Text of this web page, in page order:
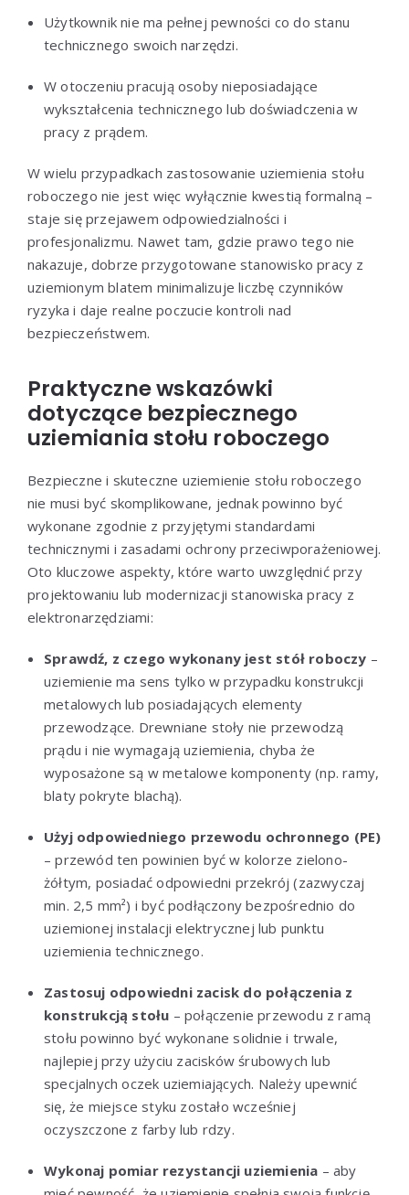
Użytkownik nie ma pełnej pewności co do stanu
technicznego swoich narzędzi.
W otoczeniu pracują osoby nieposiadające
wykształcenia technicznego lub doświadczenia w
pracy z prądem.
W wielu przypadkach zastosowanie uziemienia stołu
roboczego nie jest więc wyłącznie kwestią formalną –
staje się przejawem odpowiedzialności i
profesjonalizmu. Nawet tam, gdzie prawo tego nie
nakazuje, dobrze przygotowane stanowisko pracy z
uziemionym blatem minimalizuje liczbę czynników
ryzyka i daje realne poczucie kontroli nad
bezpieczeństwem.
Praktyczne wskazówki
dotyczące bezpiecznego
uziemiania stołu roboczego
Bezpieczne i skuteczne uziemienie stołu roboczego
nie musi być skomplikowane, jednak powinno być
wykonane zgodnie z przyjętymi standardami
technicznymi i zasadami ochrony przeciwporażeniowej.
Oto kluczowe aspekty, które warto uwzględnić przy
projektowaniu lub modernizacji stanowiska pracy z
elektronarzędziami:
Sprawdź, z czego wykonany jest stół roboczy –
uziemienie ma sens tylko w przypadku konstrukcji
metalowych lub posiadających elementy
przewodzące. Drewniane stoły nie przewodzą
prądu i nie wymagają uziemienia, chyba że
wyposażone są w metalowe komponenty (np. ramy,
blaty pokryte blachą).
Użyj odpowiedniego przewodu ochronnego (PE)
– przewód ten powinien być w kolorze zielono-
żółtym, posiadać odpowiedni przekrój (zazwyczaj
min. 2,5 mm²) i być podłączony bezpośrednio do
uziemionej instalacji elektrycznej lub punktu
uziemienia technicznego.
Zastosuj odpowiedni zacisk do połączenia z
konstrukcją stołu – połączenie przewodu z ramą
stołu powinno być wykonane solidnie i trwale,
najlepiej przy użyciu zacisków śrubowych lub
specjalnych oczek uziemiających. Należy upewnić
się, że miejsce styku zostało wcześniej
oczyszczone z farby lub rdzy.
Wykonaj pomiar rezystancji uziemienia – aby